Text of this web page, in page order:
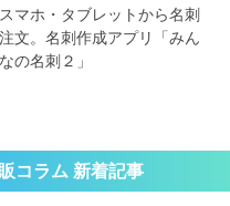
スマホ・タブレットから名刺
注文。名刺作成アプリ「みん
なの名刺２」
コラム 新着記事